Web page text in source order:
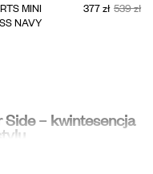
MINI
NAVY
377 zł 539 zł
– kwintesencja
garderoby — to decyzja,